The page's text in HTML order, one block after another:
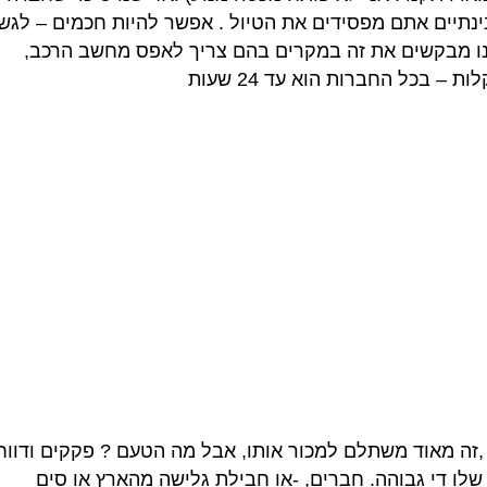
זה אקח פי 5 יותר זמן ובינתיים אתם מפסידים את הטיול . אפשר להיות חכמים –
מבקשים את זה במקרים בהם צריך לאפס מחשב הרכב,
בכל החברות הוא עד 24 שעות
,זה מאוד משתלם למכור אותו, אבל מה הטעם ? פקקים
די גבוהה. חברים, -או חבילת גלישה מהארץ או סים